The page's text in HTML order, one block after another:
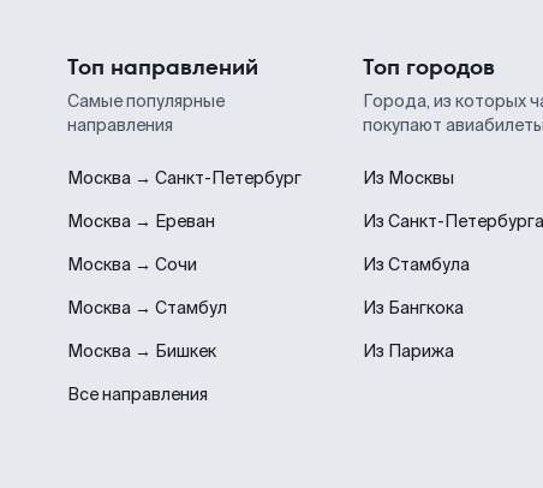
Топ направлений
Самые популярные
направления
Москва → Санкт-Петербург
Москва → Ереван
Москва → Сочи
Москва → Стамбул
Москва → Бишкек
Все направления
Топ городов
Города, из которых
покупают авиабилеты
Из Москвы
Из Санкт-Петербурга
Из Стамбула
Из Бангкока
Из Парижа